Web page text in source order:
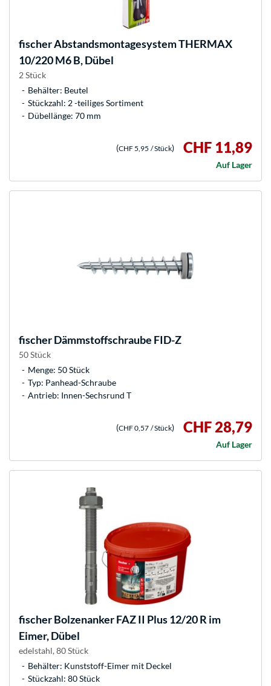
fischerAbstandsmontagesystem THERMAX
10/220 M6 B, Dübel
2 Stück
Behälter: Beutel
Stückzahl: 2 -teiliges Sortiment
Dübellänge: 70 mm
(CHF 5,95 / Stück) CHF 11,89
Auf Lager
fischerDämmstoffschraube FID-Z
50 Stück
Menge: 50 Stück
Typ: Panhead-Schraube
Antrieb: Innen-Sechsrund T
(CHF 0,57 / Stück) CHF 28,79
Auf Lager
fischerBolzenanker FAZ II Plus 12/20 R im
Eimer, Dübel
edelstahl, 80 Stück
Behälter: Kunststoff-Eimer mit Deckel
Stückzahl: 80 Stück